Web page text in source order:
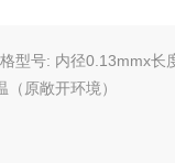
型号: 内径0.13mmx长
原敞开环境）